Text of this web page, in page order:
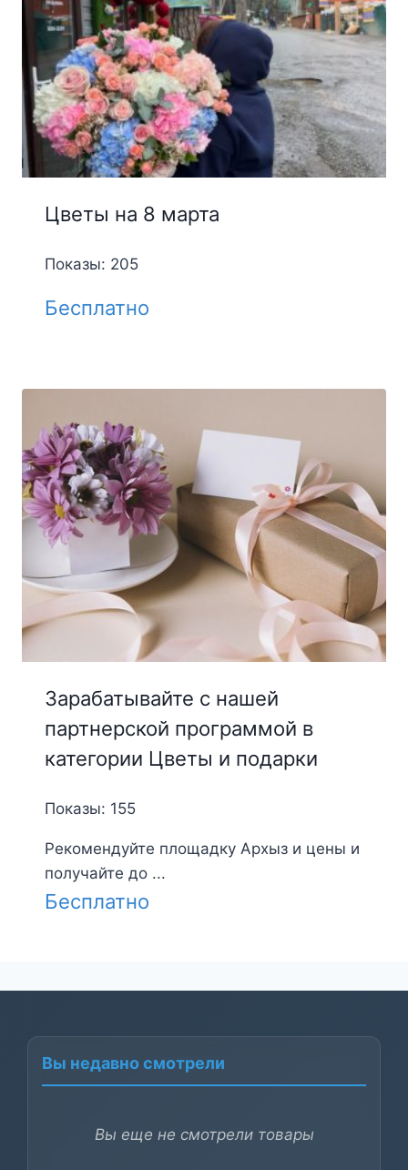
Цветы на 8 марта
Показы: 205
Бесплатно
Зарабатывайте с нашей
партнерской программой в
категории Цветы и подарки
Показы: 155
Рекомендуйте площадку Архыз и цены и
получайте до ...
Бесплатно
Вы недавно смотрели
Вы еще не смотрели товары